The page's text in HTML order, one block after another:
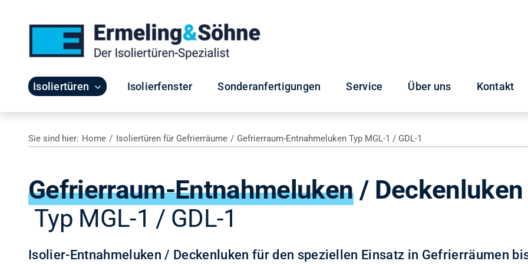
Isoliertüren Isolierfenster Sonderanfertigungen Service Über uns Kontakt
Sie sind hier: Home Isoliertüren für Gefrierräume Gefrierraum-Entnahmeluken Typ MGL-1 / GDL-1
Gefrierraum-Entnahmeluken/ Deckenluken
Typ MGL-1 / GDL-1
Isolier-Entnahmeluken / Deckenluken für den speziellen Einsatz in Gefrierräumen